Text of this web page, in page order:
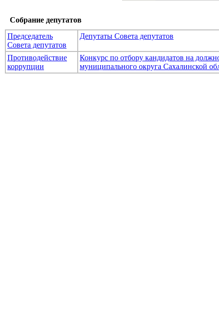
Собрание депутатов
Председатель
Совета депутатов
Депутаты Совета депутатов
Противодействие
коррупции
Конкурс по отбору кандидатов на
муниципального округа Сахалинской